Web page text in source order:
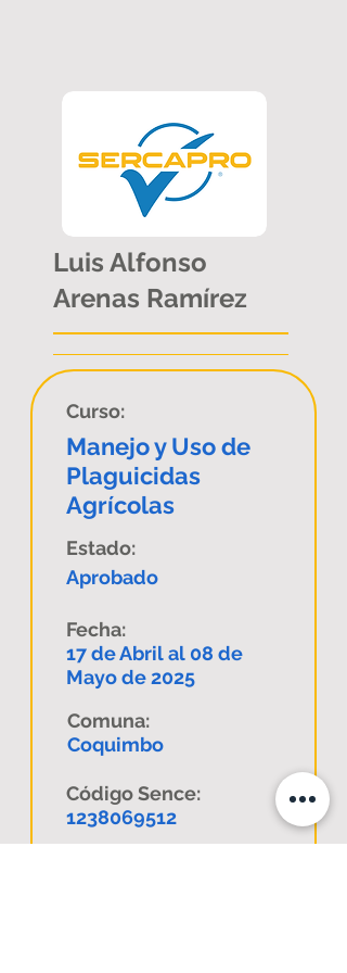
Luis Alfonso
Arenas Ramírez
Curso:
Manejo y Uso de
Plaguicidas
Agrícolas
Estado:
Aprobado
Fecha:
17 de Abril al 08 de
Mayo de 2025
Comuna:
Coquimbo
Código Sence:
1238069512